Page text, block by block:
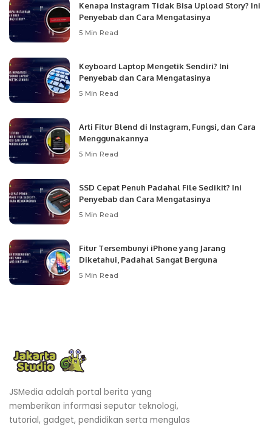
Kenapa Instagram Tidak Bisa Upload Story? Ini
Penyebab dan Cara Mengatasinya
5 Min Read
Keyboard Laptop Mengetik Sendiri? Ini
Penyebab dan Cara Mengatasinya
5 Min Read
Arti Fitur Blend di Instagram, Fungsi, dan Cara
Menggunakannya
5 Min Read
SSD Cepat Penuh Padahal File Sedikit? Ini
Penyebab dan Cara Mengatasinya
5 Min Read
Fitur Tersembunyi iPhone yang Jarang
Diketahui, Padahal Sangat Berguna
5 Min Read
JSMedia adalah portal berita yang
memberikan informasi seputar teknologi,
tutorial, gadget, pendidikan serta mengulas